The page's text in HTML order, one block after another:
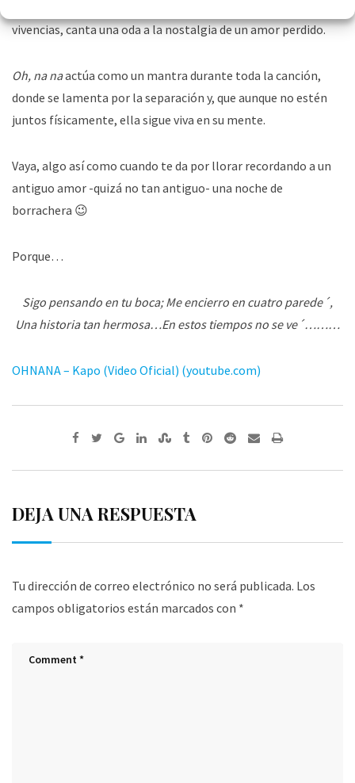
vivencias, canta una oda a la nostalgia de un amor perdido.
Oh, na naactúa como un mantra durante toda la canción,
donde se lamenta por la separación y, que aunque no estén
juntos físicamente, ella sigue viva en su mente.
Vaya, algo así como cuando te da por llorar recordando a un
antiguo amor -quizá no tan antiguo- una noche de
borrachera 😉
Porque…
Sigo pensando en tu boca; Me encierro en cuatro parede´,
Una historia tan hermosa…En estos tiempos no se ve´………
OHNANA – Kapo (Video Oficial) (youtube.com)
Google+LinkedInStumbleUpon
TumblrPinterest
Reddit SharePrint
DEJA UNA RESPUESTA
Tu dirección de correo electrónico no será publicada. Los
campos obligatorios están marcados con *